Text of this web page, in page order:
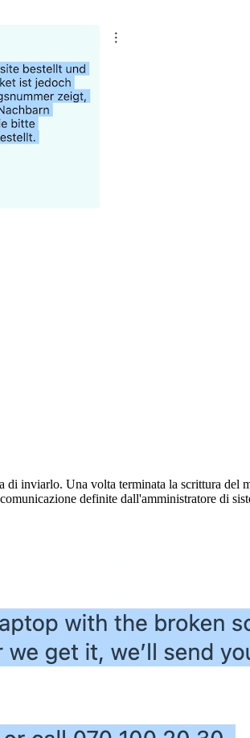
inviarlo. Una volta terminata la scrittura del
definite dall'amministratore di